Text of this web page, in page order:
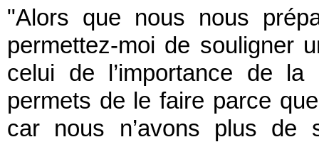
"Alors que nous nous
permettez-moi de souligner
celui de l’importance de
permets de le faire parce
car nous n’avons plus de